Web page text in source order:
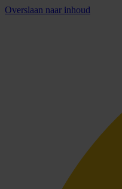
Overslaan naar inhoud